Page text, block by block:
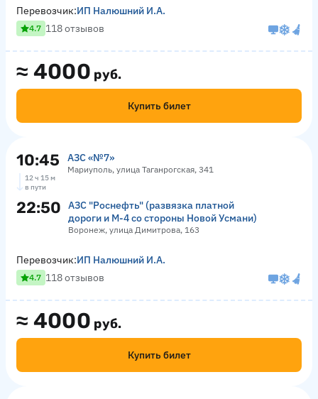
≈ 4000 руб.
Купить билет
Перевозчик:ИП Налюшний И.А.
4.7 118 отзывов
10:45 АЗС «№7»
Мариуполь, улица Таганрогская, 341
12 ч 15 м
в пути
22:50
АЗС "Роснефть" (развязка платной
дороги и М-4 со стороны Новой Усмани)
Воронеж, улица Димитрова, 163
≈ 4000 руб.
Купить билет
Перевозчик:ИП Налюшний И.А.
4.7 118 отзывов